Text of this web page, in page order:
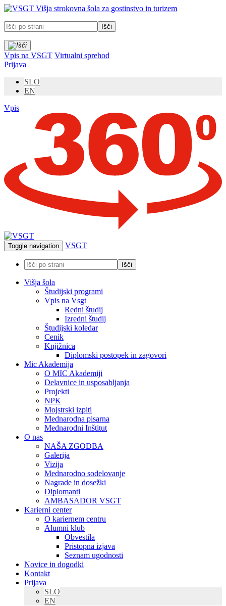
Prosimo,
upoštevajte:
To
spletno
mesto
vključuje
sistem
dostopnosti.
Višja strokovna šola za gostinstvo in turizem
Vpis na VSGT Virtualni sprehod
Prijava
SLO
EN
Vpis
Toggle navigation VSGT
Višja šola
Študijski programi
Vpis na Vsgt
Redni študij
Izredni študij
Študijski koledar
Cenik
Knjižnica
Diplomski postopek in zagovori
Mic Akademija
O MIC Akademiji
Delavnice in usposabljanja
Projekti
NPK
Mojstrski izpiti
Mednarodna pisarna
Mednarodni Inštitut
O nas
NAŠA ZGODBA
Galerija
Vizija
Mednarodno sodelovanje
Nagrade in dosežki
Diplomanti
AMBASADOR VSGT
Karierni center
O kariernem centru
Alumni klub
Obvestila
Pristopna izjava
Seznam ugodnosti
Novice in dogodki
Kontakt
Prijava
SLO
EN